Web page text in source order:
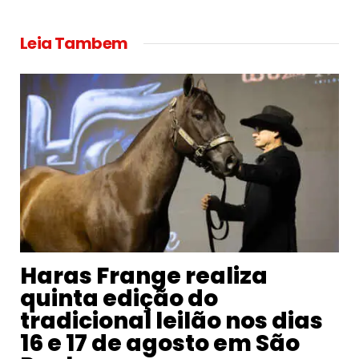
Leia Tambem
Haras Frange realiza
quinta edição do
tradicional leilão nos dias
16 e 17 de agosto em São